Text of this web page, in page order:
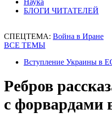
Наука
БЛОГИ ЧИТАТЕЛЕЙ
СПЕЦТЕМА: Война в Иране
ВСЕ ТЕМЫ
Вступление Украины в
Ребров
с форвардами